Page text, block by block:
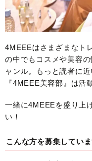
4MEEEはさまざまなト
の中でもコスメや美容
ャンル。もっと読者に
『4MEEE美容部』は
一緒に4MEEEを盛り上
い！
こんな方を募集してい